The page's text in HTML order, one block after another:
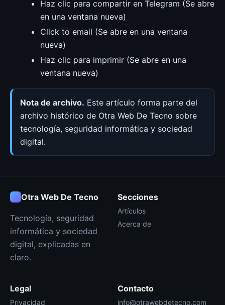
Haz clic para compartir en Telegram (Se abre
en una ventana nueva)
Click to email (Se abre en una ventana
nueva)
Haz clic para imprimir (Se abre en una
ventana nueva)
Nota de archivo. Este artículo forma parte del
archivo histórico de Otra Web De Tecno sobre
tecnología, seguridad informática y sociedad
digital.
Otra Web De Tecno
Tecnología, seguridad
informática y sociedad
digital, explicadas en
claro.
Secciones
Artículos
Acerca de
Legal
Privacidad
Contacto
info@otrawebdetecno.com